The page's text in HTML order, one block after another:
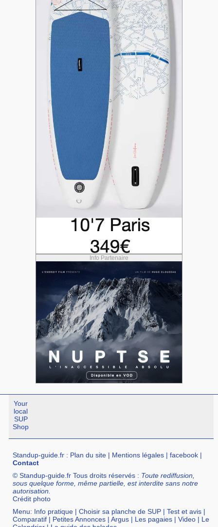
Info Partenaire
Your
local
SUP
Shop
Standup-guide.fr : Plan du site | Mentions légales |facebook |
Contact
© Standup-guide.fr Tous droits réservés : Toute rediffusion,
sous quelque forme, même partielle, est interdite sans notre
autorisation.
Crédit photo
Menu: Info pratique |Choisir sa planche de SUP |Test et avis |
Comparatif | Petites Annonces |Argus | Les pagaies |Video | Le